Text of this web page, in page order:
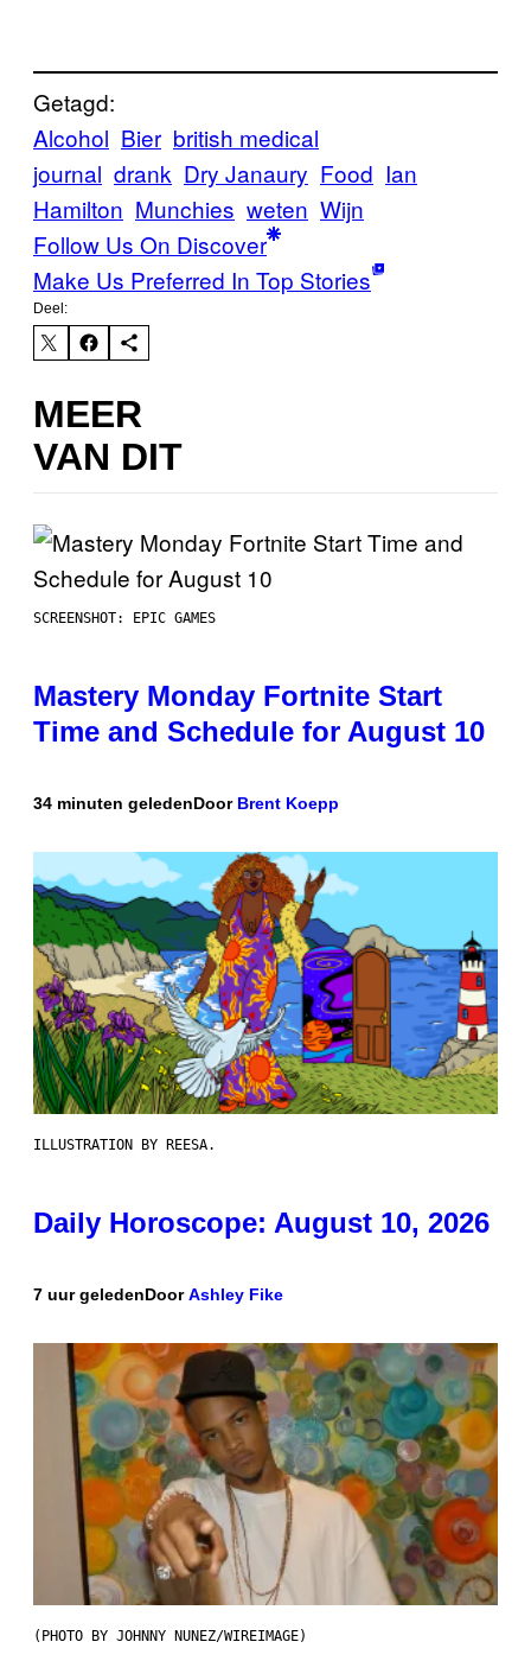
Getagd:
Alcohol Bier british medical
journal drank Dry Janaury Food Ian
Hamilton Munchies weten Wijn
Follow Us On Discover
Make Us Preferred In Top Stories
Deel:
MEER
VAN DIT
SCREENSHOT: EPIC GAMES
Mastery Monday Fortnite Start
Time and Schedule for August 10
34 minuten geledenDoor Brent Koepp
ILLUSTRATION BY REESA.
Daily Horoscope: August 10, 2026
7 uur geledenDoorAshley Fike
(PHOTO BY JOHNNY NUNEZ/WIREIMAGE)